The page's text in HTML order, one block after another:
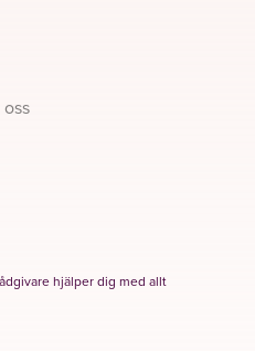
hjälper dig med allt